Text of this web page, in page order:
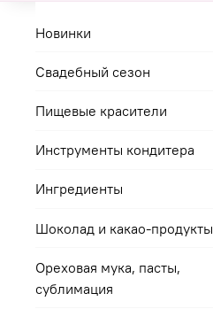
Новинки
Свадебный сезон
Пищевые красители
Инструменты кондитера
Ингредиенты
Шоколад и какао-продукты
Ореховая мука, пасты,
сублимация